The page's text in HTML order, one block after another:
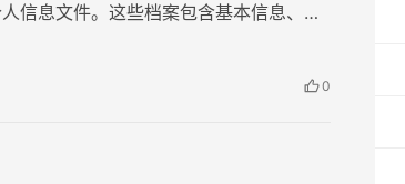
信息文件。这些档案包含基本信息、学
0